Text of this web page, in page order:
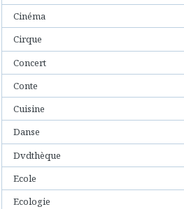
Cinéma
Cirque
Concert
Conte
Cuisine
Danse
Dvdthèque
Ecole
Ecologie